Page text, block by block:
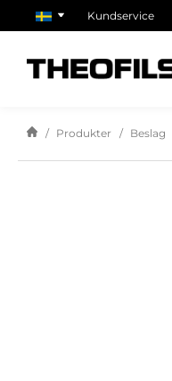
Kundservice
Produkter Beslag